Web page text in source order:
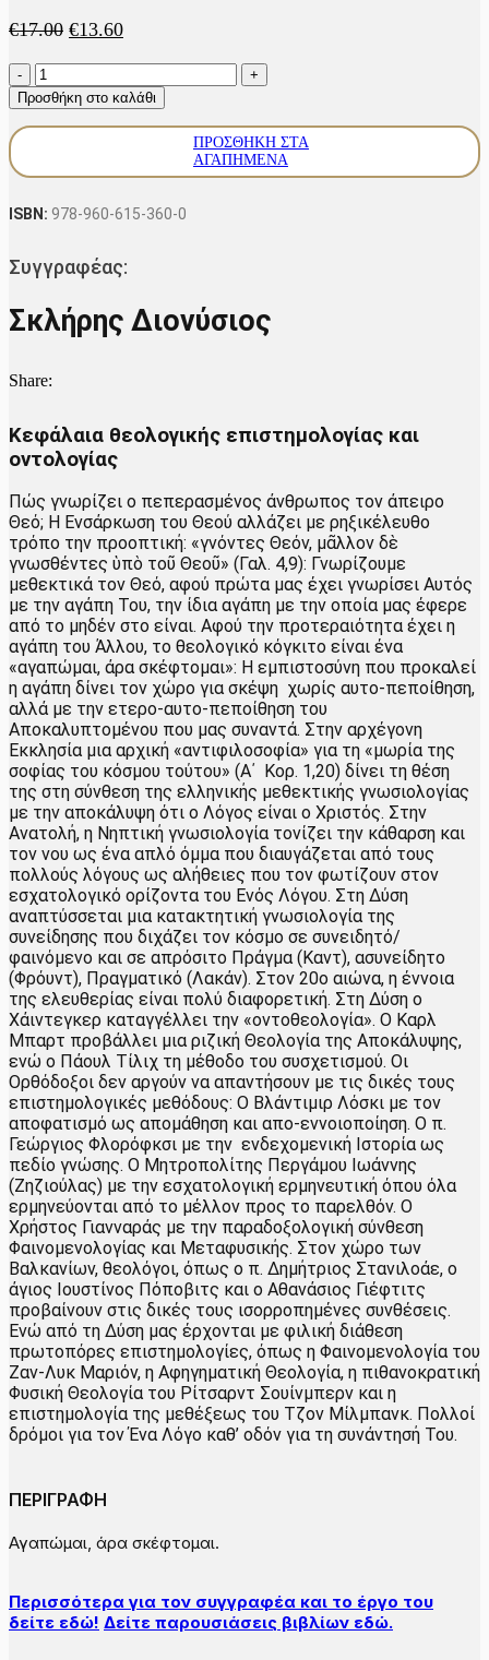
€17.00 Original
€17.00.
€13.60Η
είναι:
€13.60.
Αγαπώμαι,
άρα
σκέφτομαι
ποσότητα
Προσθήκη στο καλάθι
ΠΡΟΣΘΉΚΗ ΣΤΑ
ΑΓΑΠΗΜΈΝΑ
ISBN: 978-960-615-360-0
Συγγραφέας:
Σκλήρης Διονύσιος
Share:
Κεφάλαια θεολογικής επιστημολογίας και
οντολογίας
Πώς γνωρίζει ο πεπερασμένος άνθρωπος τον άπειρο
Θεό; Η Ενσάρκωση του Θεού αλλάζει με ρηξικέλευθο
τρόπο την προοπτική: «γνόντες Θεόν, μᾶλλον δὲ
γνωσθέντες ὑπὸ τοῦ Θεοῦ» (Γαλ. 4,9): Γνωρίζουμε
μεθεκτικά τον Θεό, αφού πρώτα μας έχει γνωρίσει Αυτός
με την αγάπη Του, την ίδια αγάπη με την οποία μας έφερε
από το μηδέν στο είναι. Αφού την προτεραιότητα έχει η
αγάπη του Άλλου, το θεολογικό κόγκιτο είναι ένα
«αγαπώμαι, άρα σκέφτομαι»: Η εμπιστοσύνη που προκαλεί
η αγάπη δίνει τον χώρο για σκέψη χωρίς αυτο-πεποίθηση,
αλλά με την ετερο-αυτο-πεποίθηση του
Αποκαλυπτομένου που μας συναντά. Στην αρχέγονη
Εκκλησία μια αρχική «αντιφιλοσοφία» για τη «μωρία της
σοφίας του κόσμου τούτου» (Α΄ Κορ. 1,20) δίνει τη θέση
της στη σύνθεση της ελληνικής μεθεκτικής γνωσιολογίας
με την αποκάλυψη ότι ο Λόγος είναι ο Χριστός. Στην
Ανατολή, η Νηπτική γνωσιολογία τονίζει την κάθαρση και
τον νου ως ένα απλό όμμα που διαυγάζεται από τους
πολλούς λόγους ως αλήθειες που τον φωτίζουν στον
εσχατολογικό ορίζοντα του Ενός Λόγου. Στη Δύση
αναπτύσσεται μια κατακτητική γνωσιολογία της
συνείδησης που διχάζει τον κόσμο σε συνειδητό/
φαινόμενο και σε απρόσιτο Πράγμα (Καντ), ασυνείδητο
(Φρόυντ), Πραγματικό (Λακάν). Στον 20ο αιώνα, η έννοια
της ελευθερίας είναι πολύ διαφορετική. Στη Δύση ο
Χάιντεγκερ καταγγέλλει την «οντοθεολογία». Ο Καρλ
Μπαρτ προβάλλει μια ριζική Θεολογία της Αποκάλυψης,
ενώ ο Πάουλ Τίλιχ τη μέθοδο του συσχετισμού. Οι
Ορθόδοξοι δεν αργούν να απαντήσουν με τις δικές τους
επιστημολογικές μεθόδους: Ο Βλάντιμιρ Λόσκι με τον
αποφατισμό ως απομάθηση και απο-εννοιοποίηση. Ο π.
Γεώργιος Φλορόφκσι με την ενδεχομενική Ιστορία ως
πεδίο γνώσης. Ο Μητροπολίτης Περγάμου Ιωάννης
(Ζηζιούλας) με την εσχατολογική ερμηνευτική όπου όλα
ερμηνεύονται από το μέλλον προς το παρελθόν. Ο
Χρήστος Γιανναράς με την παραδοξολογική σύνθεση
Φαινομενολογίας και Μεταφυσικής. Στον χώρο των
Βαλκανίων, θεολόγοι, όπως ο π. Δημήτριος Στανιλοάε, ο
άγιος Ιουστίνος Πόποβιτς και ο Αθανάσιος Γιέφτιτς
προβαίνουν στις δικές τους ισορροπημένες συνθέσεις.
Ενώ από τη Δύση μας έρχονται με φιλική διάθεση
πρωτοπόρες επιστημολογίες, όπως η Φαινομενολογία του
Ζαν-Λυκ Μαριόν, η Αφηγηματική Θεολογία, η πιθανοκρατική
Φυσική Θεολογία του Ρίτσαρντ Σουίνμπερν και η
επιστημολογία της μεθέξεως του Τζον Μίλμπανκ. Πολλοί
δρόμοι για τον Ένα Λόγο καθ’ οδόν για τη συνάντησή Του.
ΠΕΡΙΓΡΑΦΗ
Αγαπώμαι, άρα σκέφτομαι.
Περισσότερα για τον συγγραφέα και το έργο του
δείτε εδώ! Δείτε παρουσιάσεις βιβλίων εδώ.